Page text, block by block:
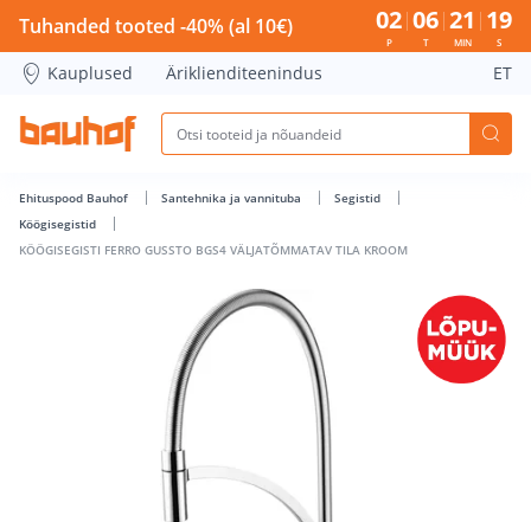
KÖÖGISEGISTI FERRO GUSSTO BGS4 VÄLJATÕMMATAV
Tuhanded tooted -40% (al 10€) 02
P
06
T
21
MIN
19
S
Kauplused Äriklienditeenindus ET
Ehituspood Bauhof Santehnika ja vannituba
Segistid
Köögisegistid
KÖÖGISEGISTI FERRO GUSSTO BGS4 VÄLJATÕMMATAV TILA KROOM